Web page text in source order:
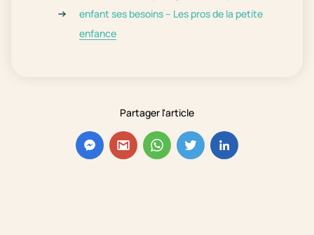
Partager l'article
enfant ses besoins – Les pros de la petite
enfance